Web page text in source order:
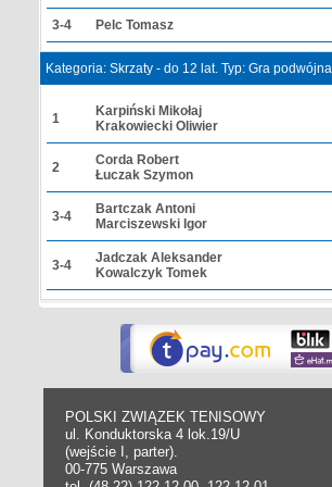
3-4 Pelc Tomasz
Kategoria: Skrzaty - do 12 lat. Typ: Gra
1
Karpiński Mikołaj
Krakowiecki Oliwier
2
Corda Robert
Łuczak Szymon
3-4
Bartczak Antoni
Marciszewski Igor
3-4
Jadczak Aleksander
Kowalczyk Tomek
POLSKI ZWIĄZEK TENISOWY
ul. Konduktorska 4 lok.19/U
(wejście I, parter).
00-775 Warszawa